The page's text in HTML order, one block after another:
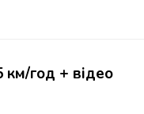
км/год + відео